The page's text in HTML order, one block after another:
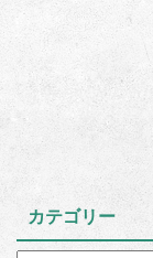
カテゴリー